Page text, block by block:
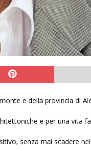
e della provincia di
e per una vita
senza mai scadere